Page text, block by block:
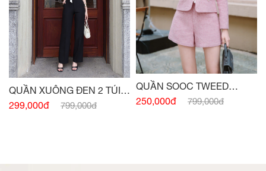
QUẦN XUÔNG ĐEN 2 TÚI
TRƯỚC
299,000đ 799,000đ
QUẦN SOOC TWEED
HỒNG
250,000đ 799,000đ